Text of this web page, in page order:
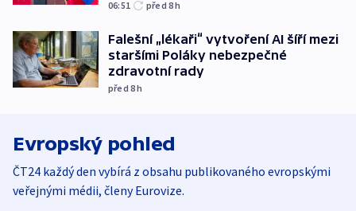
06:51 před 8h
Falešní „lékaři“ vytvoření AI šíří mezi
staršími Poláky nebezpečné
zdravotní rady
před 8h
Evropský pohled
ČT24 každý den vybírá z obsahu publikovaného evropskými
veřejnými médii, členy Eurovize.